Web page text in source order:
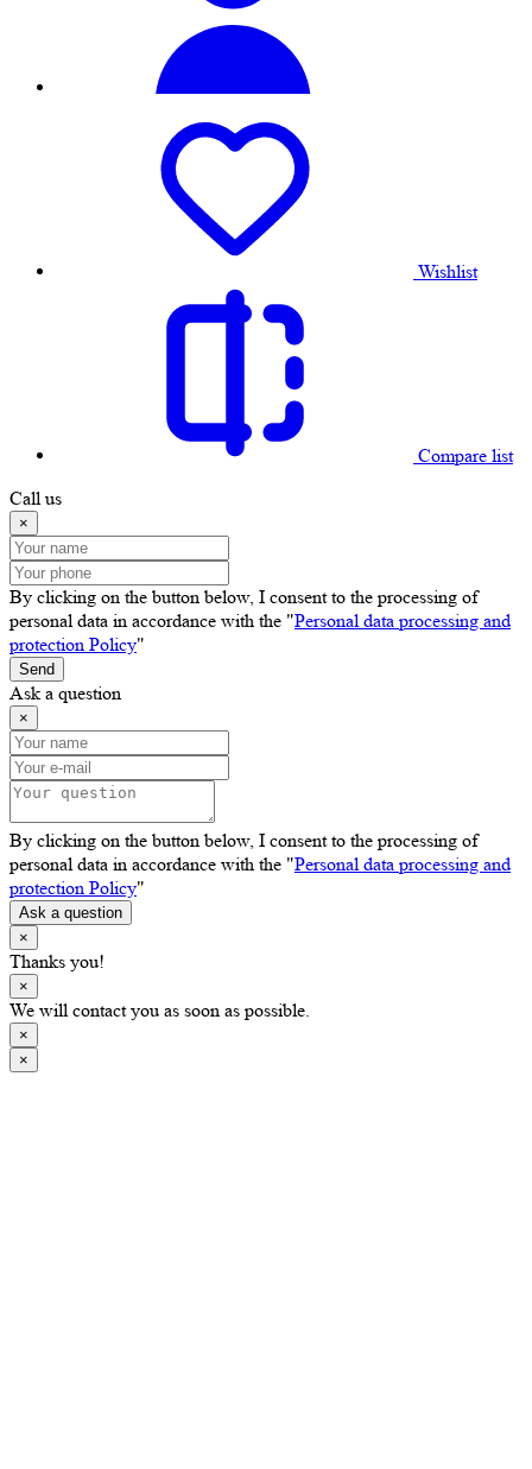
Wishlist
Compare list
Call us
×
By clicking on the button below, I consent to the processing of
personal data in accordance with the "Personal data processing and
protection Policy"
Send
Ask a question
×
By clicking on the button below, I consent to the processing of
personal data in accordance with the "Personal data processing and
protection Policy"
Ask a question
×
Thanks you!
×
We will contact you as soon as possible.
×
×